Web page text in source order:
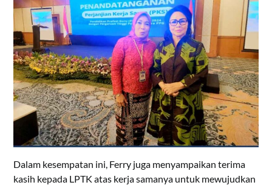
Dalam kesempatan ini, Ferry juga menyampaikan terima
kasih kepada LPTK atas kerja samanya untuk mewujudkan